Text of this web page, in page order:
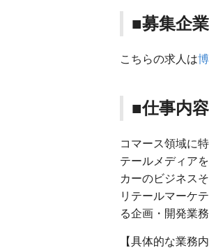
■募集企
こちらの求人は
■仕事内容
コマース領域に
テールメディア
カーのビジネス
リテールマーケ
る企画・開発業
【具体的な業務内